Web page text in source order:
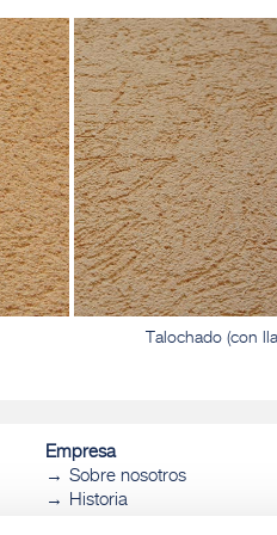
Talochado (con
Empresa
Sobre nosotros
Historia